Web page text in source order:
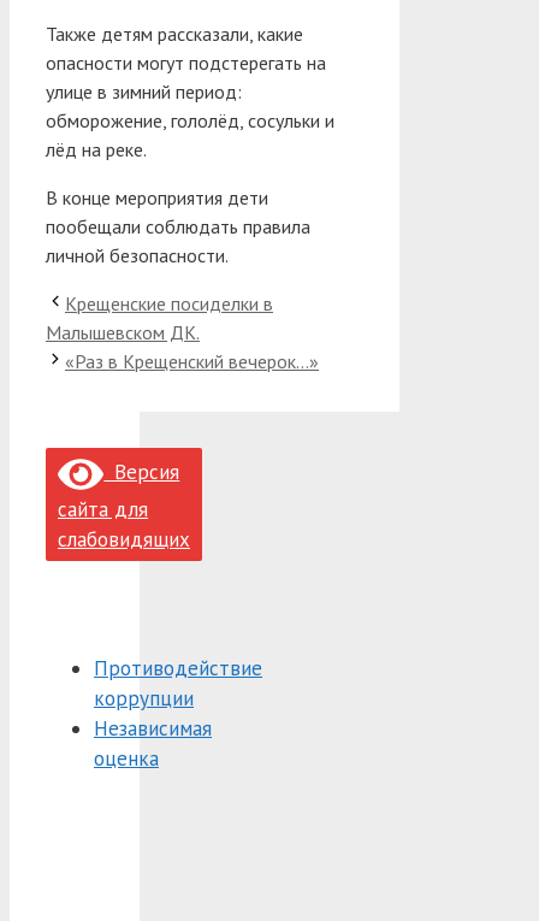
Также детям рассказали, какие
опасности могут подстерегать на
улице в зимний период:
обморожение, гололёд, сосульки и
лёд на реке.
В конце мероприятия дети
пообещали соблюдать правила
личной безопасности.
Крещенские посиделки в
Малышевском ДК.
«Раз в Крещенский вечерок…»
Версия
сайта для
слабовидящих
Противодействие
коррупции
Независимая
оценка